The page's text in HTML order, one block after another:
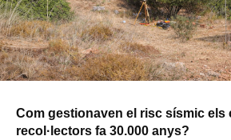
Com gestionaven el risc sísmic els
recol·lectors fa 30.000 anys?